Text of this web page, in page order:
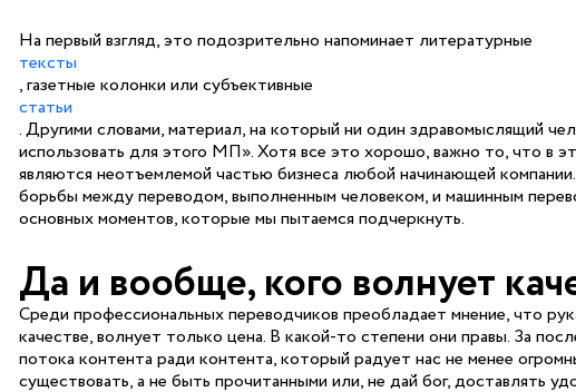
На первый взгляд, это подозрительно напоминает литературные
тексты
, газетные колонки или субъективные
статьи
. Другими словами, материал, на который ни один здравомыслящий
использовать для этого MП». Хотя все это хорошо, важно то, что в
являются неотъемлемой частью бизнеса любой начинающей
борьбы между переводом, выполненным человеком, и машинным
основных моментов, которые мы пытаемся подчеркнуть.
Да и вообще, кого волнует
Среди профессиональных переводчиков преобладает мнение, что
качестве, волнует только цена. В какой-то степени они правы. За
потока контента ради контента, который радует нас не менее
существовать, а не быть прочитанными или, не дай бог, доставлять